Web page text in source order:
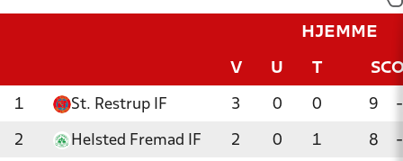
HJEMME
V U T
1 St. Restrup IF 3 0 0 9 -
2 Helsted Fremad IF 2 0 1 8 -